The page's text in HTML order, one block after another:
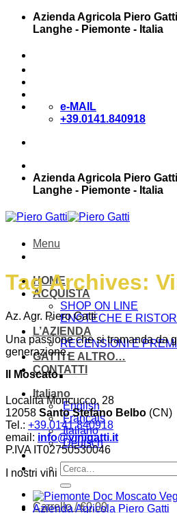
Skip
Azienda Agricola Piero
Langhe - Piemonte - Italia
e-MAIL
+39.0141.840918
Azienda Agricola Piero
Langhe - Piemonte - Italia
Menu
HOME
ACQUISTA
SHOP ON LINE
ENOTECHE E
L’AZIENDA
RECENSIONI E PREMI
GATTI E ALTRO…
CONTATTI
Italiano
English
Français
Italiano
Deutsch
Cerca:
Carrello /€0,00
Tag Archives:
Az. Agr. Piero Gatti
Una passione che si tramanda da
generazione.
Il Moscato.
Località Moncucco, 28
12058 Santo Stefano Belbo (CN)
Tel.: +39.0141.840918
email: info@vinigatti.it
P.IVA IT02750530046
I nostri vini